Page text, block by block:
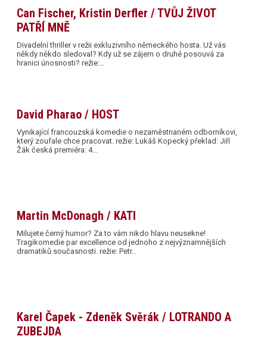
Can Fischer, Kristin Derfler / TVŮJ ŽIVOT
PATŘÍ MNĚ
Divadelní thriller v režii exkluzivního německého hosta. Už vás
někdy někdo sledoval? Kdy už se zájem o druhé posouvá za
hranici únosnosti? režie:…
David Pharao / HOST
Vynikající francouzská komedie o nezaměstnaném odborníkovi,
který zoufale chce pracovat. režie: Lukáš Kopecký překlad: Jiří
Žák česká premiéra: 4…
Martin McDonagh / KATI
Milujete černý humor? Za to vám nikdo hlavu neusekne!
Tragikomedie par excellence od jednoho z nejvýznamnějších
dramatiků současnosti. režie: Petr…
Karel Čapek - Zdeněk Svěrák / LOTRANDO A
ZUBEJDA